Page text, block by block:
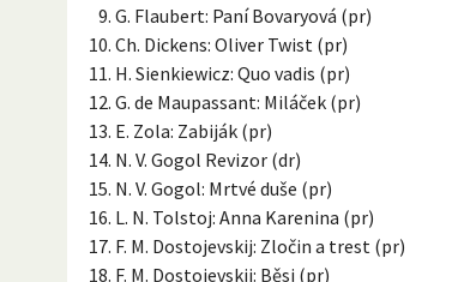
G. Flaubert: Paní Bovaryová (pr)
Ch. Dickens: Oliver Twist (pr)
H. Sienkiewicz: Quo vadis (pr)
G. de Maupassant: Miláček (pr)
E. Zola: Zabiják (pr)
N. V. Gogol Revizor (dr)
N. V. Gogol: Mrtvé duše (pr)
L. N. Tolstoj: Anna Karenina (pr)
F. M. Dostojevskij: Zločin a trest (pr)
F. M. Dostojevskij: Běsi (pr)